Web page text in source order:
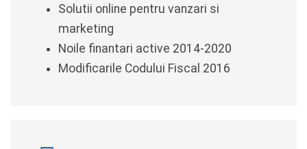
Solutii online pentru vanzari si
marketing
Noile finantari active 2014-2020
Modificarile Codului Fiscal 2016